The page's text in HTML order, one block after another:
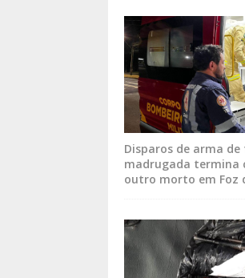
Disparos de arma
madrugada termina
outro morto em Foz